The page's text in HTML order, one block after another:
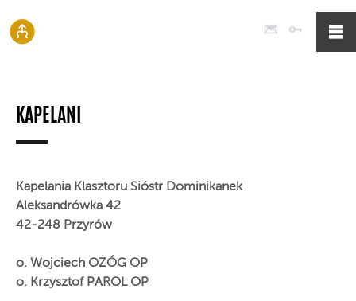
Poczta
KAPELANI
Kapelania Klasztoru Sióstr Dominikanek
Aleksandrówka 42
42-248 Przyrów
o. Wojciech OŻÓG OP
o. Krzysztof PAROL OP